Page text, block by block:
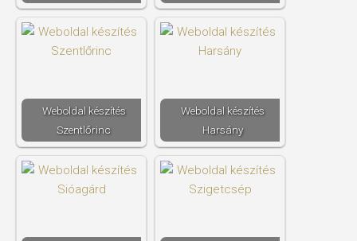
Weboldal készítés​
Szentlőrinc
Weboldal készítés​
Harsány